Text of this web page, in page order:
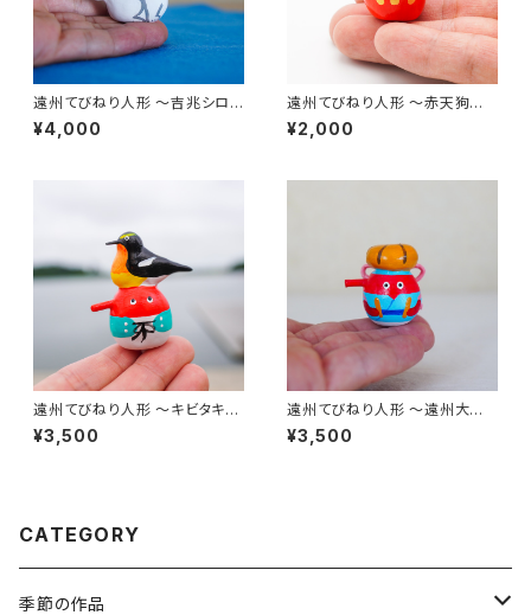
遠州てびねり人形 〜吉兆シロク
マ〜 ｜高さ約4cm
¥4,000
遠州てびねり人形 〜赤天狗〜
（高さ約2cm）
¥2,000
遠州てびねり人形 〜キビタキ〜
｜高さ約4.5cm
¥3,500
遠州てびねり人形 〜遠州大念
仏〜 ｜高さ約3.5cm
¥3,500
CATEGORY
季節の作品